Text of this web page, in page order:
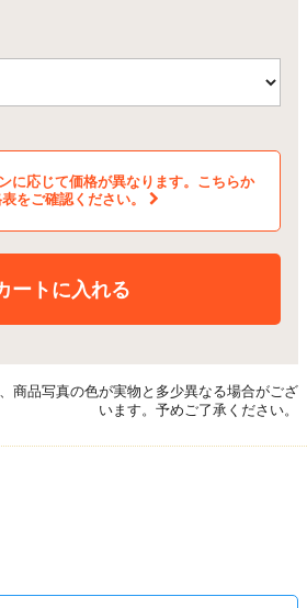
に応じて価格が異なります。こちらか
をご確認ください。
ートに入れる
商品写真の色が実物と多少異なる場合がござ
います。予めご了承ください。